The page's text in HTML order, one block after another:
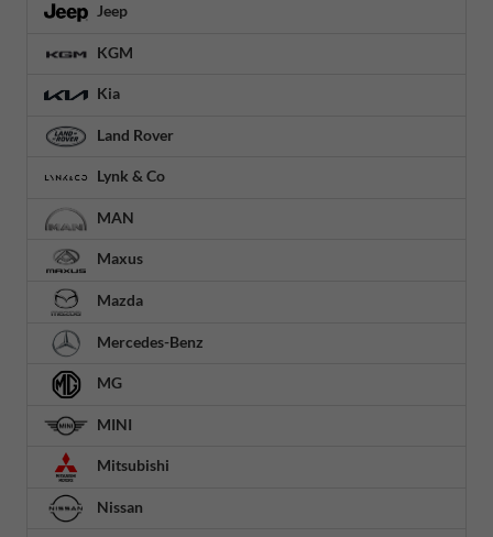
Jeep
KGM
Kia
Land Rover
Lynk & Co
MAN
Maxus
Mazda
Mercedes-Benz
MG
MINI
Mitsubishi
Nissan